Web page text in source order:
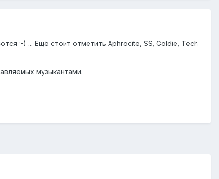
:-) ... Ещё стоит отметить Aphrodite, SS, Goldie, Tech
музыкантами.